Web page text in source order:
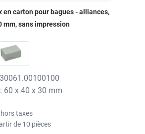
en carton pour bagues - alliances,
mm, sans impression
60 x 40 x 30 mm
hors taxes
de 10 pièces